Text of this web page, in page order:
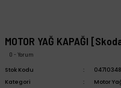
MOTOR YAĞ KAPAĞI
0 - Yorum
Stok Kodu
Kategori
Motor